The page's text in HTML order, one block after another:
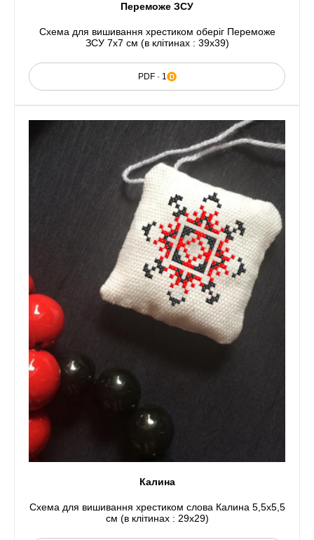
Переможе ЗСУ
Схема для вишивання хрестиком оберіг Переможе
ЗСУ 7x7 см (в клітинах : 39x39)
PDF · 1
Калина
Схема для вишивання хрестиком слова Калина 5,5x5,5
см (в клітинах : 29x29)